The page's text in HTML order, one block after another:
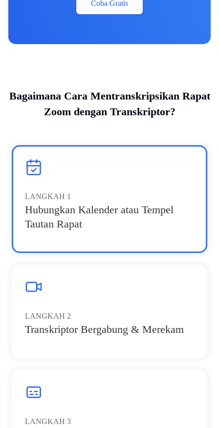
Coba Gratis
Bagaimana Cara Mentranskripsikan Rapat
Zoom dengan Transkriptor?
LANGKAH 1
Hubungkan Kalender atau Tempel
Tautan Rapat
LANGKAH 2
Transkriptor Bergabung & Merekam
LANGKAH 3